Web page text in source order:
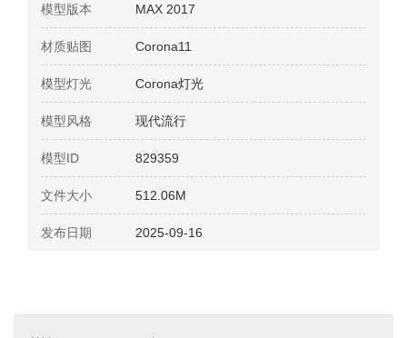
模型版本 MAX 2017
材质贴图 Corona11
模型灯光 Corona灯光
模型风格 现代流行
模型ID 829359
文件大小 512.06M
发布日期 2025-09-16